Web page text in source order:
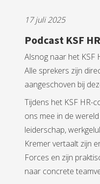
17 juli 2025
Podcast KSF
Alsnog naar het KSF
Alle sprekers zijn
aangeschoven bij
Tijdens het KSF HR-
ons mee in de
leiderschap,
Kremer vertaalt zijn
Forces en zijn
naar concrete